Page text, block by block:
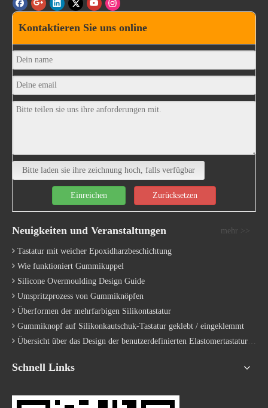
Werkzeug und Verarbeitung von leitfähigen
Metallpillen
Kontaktieren Sie uns online
Bitte laden sie ihre zeichnung hoch, falls verfügbar
Einreichen Zurücksetzen
Neuigkeiten und Veranstaltungen mehr >>
Tastatur mit weicher Epoxidharzbeschichtung
Wie funktioniert Gummikuppel
Silicone Overmoulding Design Guide
Umspritzprozess von Gummiknöpfen
Überformen der mehrfarbigen Silikontastatur
Gummiknopf auf Silikonkautschuk-Tastatur geklebt / eingeklemmt
Übersicht über das Design der benutzerdefinierten Elastomertastatur | Hersteller
Schnell Links